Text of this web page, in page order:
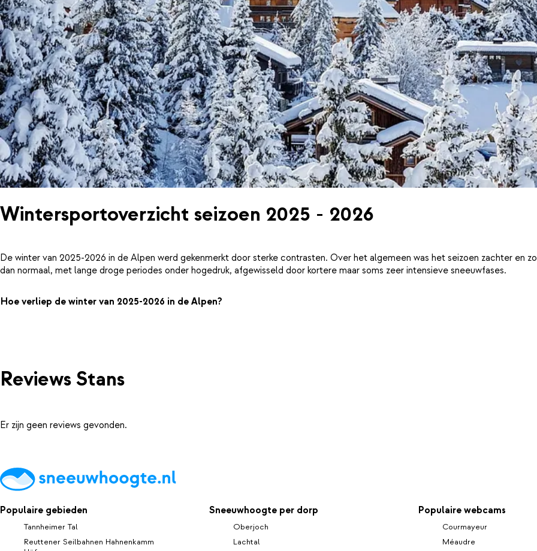
Wintersportoverzicht seizoen 2025 - 2026
De winter van 2025-2026 in de Alpen werd gekenmerkt door sterke contrasten. Over het algemeen was het seizoen zachter en
dan normaal, met lange droge periodes onder hogedruk, afgewisseld door kortere maar soms zeer intensieve sneeuwfases.
Hoe verliep de winter van 2025-2026 in de Alpen?
Reviews Stans
Er zijn geen reviews gevonden.
Populaire gebieden
Tannheimer Tal
Reuttener Seilbahnen Hahnenkamm
Sneeuwhoogte per dorp
Oberjoch
Lachtal
Populaire webcams
Courmayeur
Méaudre